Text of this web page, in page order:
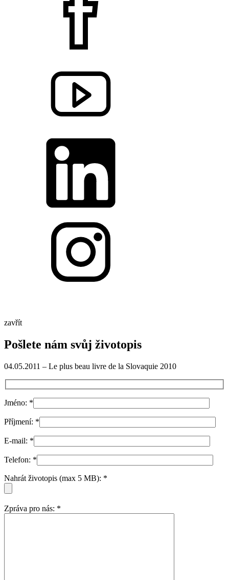
zavřít
Pošlete nám svůj životopis
04.05.2011 – Le plus beau livre de la Slovaquie 2010
Jméno: *
Příjmení: *
E-mail: *
Telefon: *
Nahrát životopis (max 5 MB): *
Zpráva pro nás: *